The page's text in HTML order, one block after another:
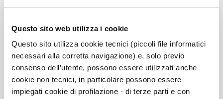
Questo sito web utilizza i cookie
Questo sito utilizza cookie tecnici (piccoli file informatici
necessari alla corretta navigazione) e, solo previo
consenso dell’utente, possono essere utilizzati anche
cookie non tecnici, in particolare possono essere
impiegati cookie di profilazione - di terze parti e con